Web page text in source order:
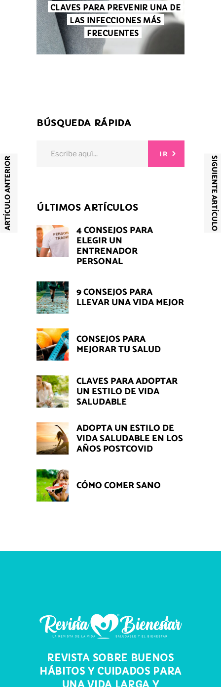
ARTÍCULO ANTERIOR SIGUIENTE ARTÍCULO
CLAVES PARA PREVENIR UNA DE
LAS INFECCIONES MÁS
FRECUENTES
BÚSQUEDA RÁPIDA
IR
ÚLTIMOS ARTÍCULOS
4 CONSEJOS PARA
ELEGIR UN
ENTRENADOR
PERSONAL
9 CONSEJOS PARA
LLEVAR UNA VIDA MEJOR
CONSEJOS PARA
MEJORAR TU SALUD
CLAVES PARA ADOPTAR
UN ESTILO DE VIDA
SALUDABLE
ADOPTA UN ESTILO DE
VIDA SALUDABLE EN LOS
AÑOS POSTCOVID
CÓMO COMER SANO
REVISTA SOBRE BUENOS
HÁBITOS Y CUIDADOS PARA
UNA VIDA LARGA Y